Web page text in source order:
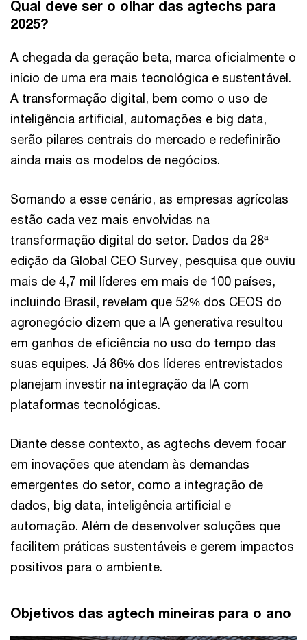
Qual deve ser o olhar das agtechs para
2025?
A chegada da geração beta, marca oficialmente o
início de uma era mais tecnológica e sustentável.
A transformação digital, bem como o uso de
inteligência artificial, automações e big data,
serão pilares centrais do mercado e redefinirão
ainda mais os modelos de negócios.
Somando a esse cenário, as empresas agrícolas
estão cada vez mais envolvidas na
transformação digital do setor. Dados da 28ª
edição da Global CEO Survey, pesquisa que ouviu
mais de 4,7 mil líderes em mais de 100 países,
incluindo Brasil, revelam que 52% dos CEOS do
agronegócio dizem que a IA generativa resultou
em ganhos de eficiência no uso do tempo das
suas equipes. Já 86% dos líderes entrevistados
planejam investir na integração da IA com
plataformas tecnológicas.
Diante desse contexto, as agtechs devem focar
em inovações que atendam às demandas
emergentes do setor, como a integração de
dados, big data, inteligência artificial e
automação. Além de desenvolver soluções que
facilitem práticas sustentáveis e gerem impactos
positivos para o ambiente.
Objetivos das agtech mineiras para o ano